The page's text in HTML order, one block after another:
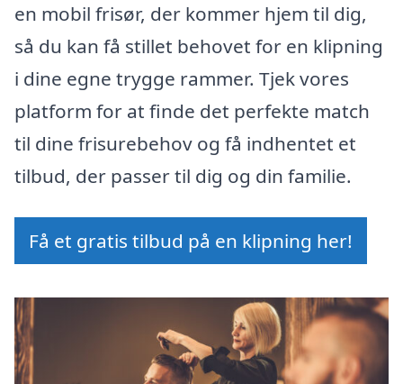
en mobil frisør, der kommer hjem til dig,
så du kan få stillet behovet for en klipning
i dine egne trygge rammer. Tjek vores
platform for at finde det perfekte match
til dine frisurebehov og få indhentet et
tilbud, der passer til dig og din familie.
Få et gratis tilbud på en klipning her!